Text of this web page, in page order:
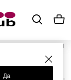
Да
Женские сумки и